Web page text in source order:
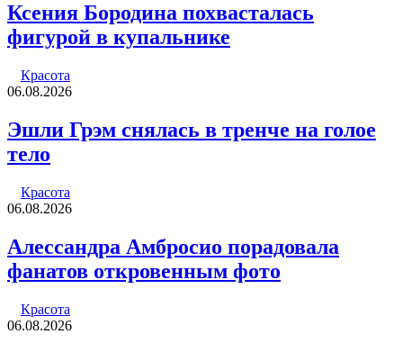
Ксения Бородина похвасталась
фигурой в купальнике
Красота
06.08.2026
Эшли Грэм снялась в тренче на голое
тело
Красота
06.08.2026
Алессандра Амбросио порадовала
фанатов откровенным фото
Красота
06.08.2026